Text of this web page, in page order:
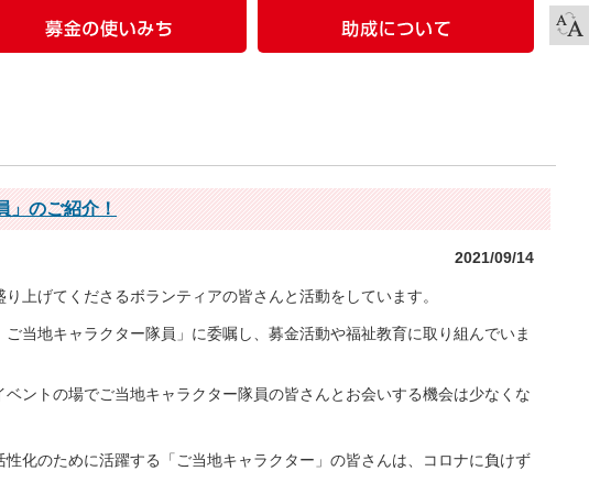
」のご紹介！
2021/09/14
上げてくださるボランティアの皆さんと活動をしています。
地キャラクター隊員」に委嘱し、募金活動や福祉教育に取り組んでいま
ントの場でご当地キャラクター隊員の皆さんとお会いする機会は少なくな
化のために活躍する「ご当地キャラクター」の皆さんは、コロナに負けず